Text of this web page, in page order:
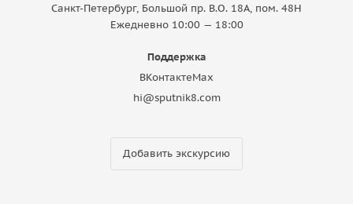
Санкт-Петербург, Большой пр. В.О. 18A, пом. 48Н
Ежедневно 10:00 — 18:00
Поддержка
ВКонтактеMax
hi@sputnik8.com
Добавить экскурсию